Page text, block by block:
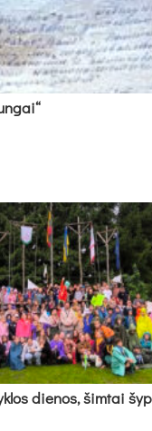
die­nos, šim­tai